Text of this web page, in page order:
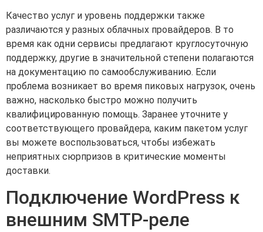
Качество услуг и уровень поддержки также
различаются у разных облачных провайдеров. В то
время как одни сервисы предлагают круглосуточную
поддержку, другие в значительной степени полагаются
на документацию по самообслуживанию. Если
проблема возникает во время пиковых нагрузок, очень
важно, насколько быстро можно получить
квалифицированную помощь. Заранее уточните у
соответствующего провайдера, каким пакетом услуг
вы можете воспользоваться, чтобы избежать
неприятных сюрпризов в критические моменты
доставки.
Подключение WordPress к
внешним SMTP-реле